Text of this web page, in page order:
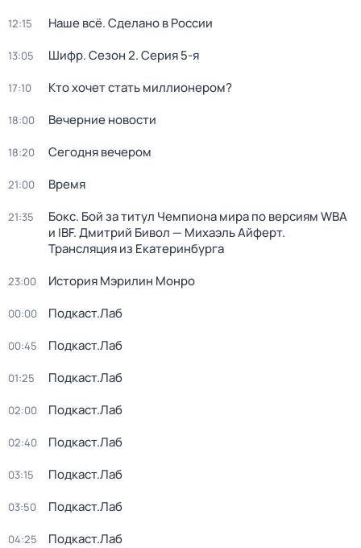
12:15 Наше всё. Сделано в России
13:05 Шифр. Сезон 2. Серия 5-я
17:10 Кто хочет стать миллионером?
18:00 Вечерние новости
18:20 Сегодня вечером
21:00 Время
21:35
Бокс. Бой за титул Чемпиона мира по версиям WBA
и IBF. Дмитрий Бивол — Михаэль Айферт.
Трансляция из Екатеринбурга
23:00 История Мэрилин Монро
00:00 Подкаст.Лаб
00:45 Подкаст.Лаб
01:25 Подкаст.Лаб
02:00 Подкаст.Лаб
02:40 Подкаст.Лаб
03:15 Подкаст.Лаб
03:50 Подкаст.Лаб
04:25 Подкаст.Лаб